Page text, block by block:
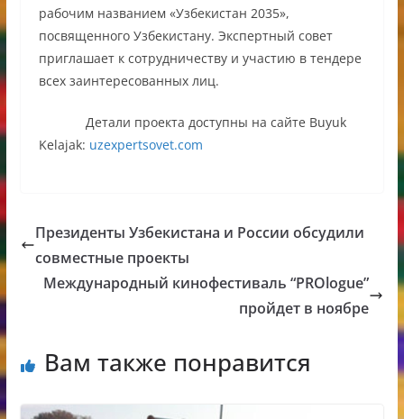
рабочим названием «Узбекистан 2035»,
посвященного Узбекистану. Экспертный совет
приглашает к сотрудничеству и участию в тендере
всех заинтересованных лиц.
Детали проекта доступны на сайте Buyuk
Kelajak: uzexpertsovet.com
Президенты Узбекистана и России обсудили
совместные проекты
Международный кинофестиваль “PROlogue”
пройдет в ноябре
Вам также понравится